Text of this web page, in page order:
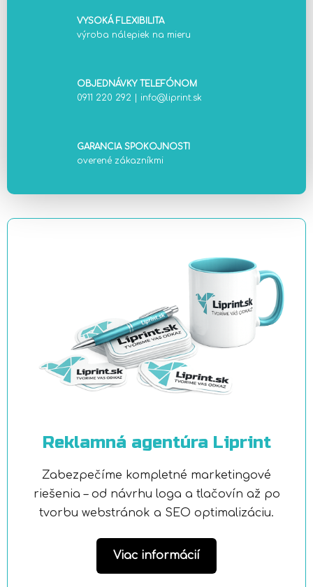
VYSOKÁ FLEXIBILITA
výroba nálepiek na mieru
OBJEDNÁVKY TELEFÓNOM
0911 220 292
info@liprint.sk
GARANCIA SPOKOJNOSTI
overené zákazníkmi
Reklamná agentúra Liprint
Zabezpečíme kompletné marketingové
riešenia – od návrhu loga a tlačovín až po
tvorbu webstránok a SEO optimalizáciu.
Viac informácií